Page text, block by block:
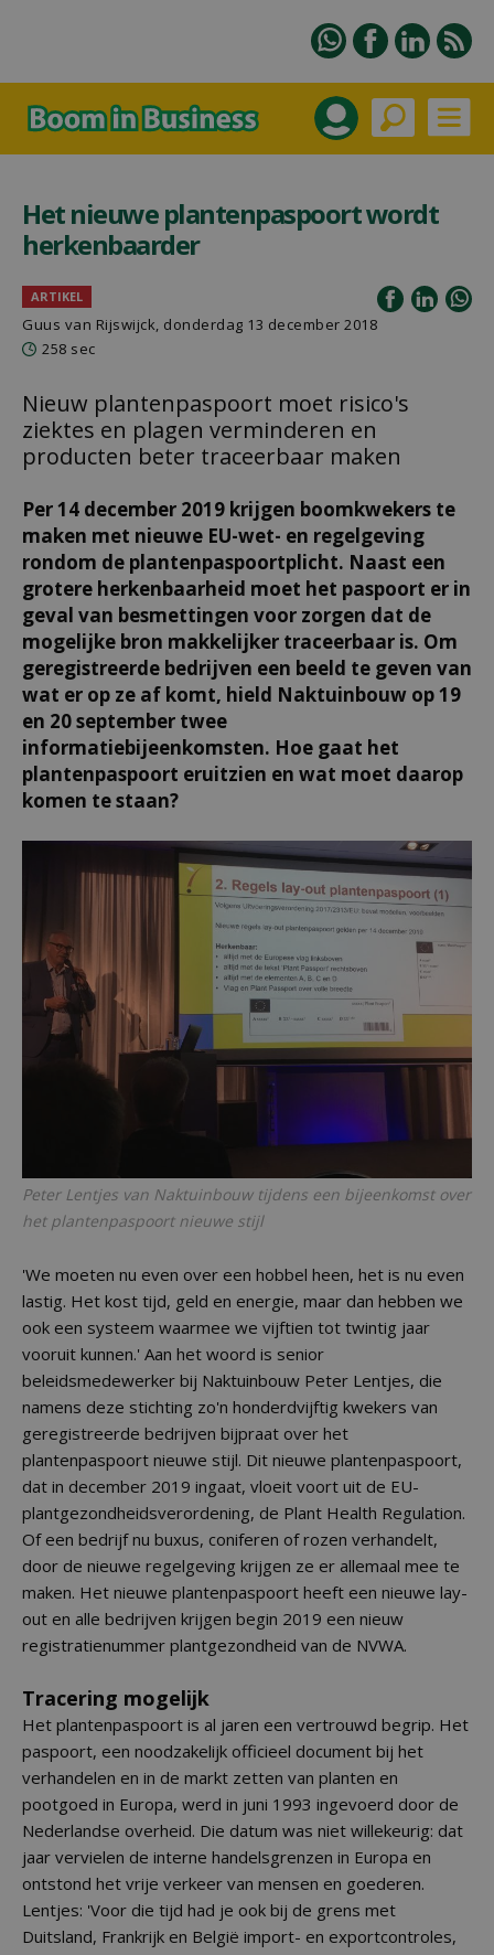
Het nieuwe plantenpaspoort wordt
herkenbaarder
ARTIKEL
Guus van Rijswijck, donderdag 13 december 2018
258 sec
Nieuw plantenpaspoort moet risico's
ziektes en plagen verminderen en
producten beter traceerbaar maken
Per 14 december 2019 krijgen boomkwekers te
maken met nieuwe EU-wet- en regelgeving
rondom de plantenpaspoortplicht. Naast een
grotere herkenbaarheid moet het paspoort er in
geval van besmettingen voor zorgen dat de
mogelijke bron makkelijker traceerbaar is. Om
geregistreerde bedrijven een beeld te geven van
wat er op ze af komt, hield Naktuinbouw op 19
en 20 september twee
informatiebijeenkomsten. Hoe gaat het
plantenpaspoort eruitzien en wat moet daarop
komen te staan?
Peter Lentjes van Naktuinbouw tijdens een bijeenkomst over
het plantenpaspoort nieuwe stijl
'We moeten nu even over een hobbel heen, het is nu even
lastig. Het kost tijd, geld en energie, maar dan hebben we
ook een systeem waarmee we vijftien tot twintig jaar
vooruit kunnen.' Aan het woord is senior
beleidsmedewerker bij Naktuinbouw Peter Lentjes, die
namens deze stichting zo'n honderdvijftig kwekers van
geregistreerde bedrijven bijpraat over het
plantenpaspoort nieuwe stijl. Dit nieuwe plantenpaspoort,
dat in december 2019 ingaat, vloeit voort uit de EU-
plantgezondheidsverordening, de Plant Health Regulation.
Of een bedrijf nu buxus, coniferen of rozen verhandelt,
door de nieuwe regelgeving krijgen ze er allemaal mee te
maken. Het nieuwe plantenpaspoort heeft een nieuwe lay-
out en alle bedrijven krijgen begin 2019 een nieuw
registratienummer plantgezondheid van de NVWA.
Tracering mogelijk
Het plantenpaspoort is al jaren een vertrouwd begrip. Het
paspoort, een noodzakelijk officieel document bij het
verhandelen en in de markt zetten van planten en
pootgoed in Europa, werd in juni 1993 ingevoerd door de
Nederlandse overheid. Die datum was niet willekeurig: dat
jaar vervielen de interne handelsgrenzen in Europa en
ontstond het vrije verkeer van mensen en goederen.
Lentjes: 'Voor die tijd had je ook bij de grens met
Duitsland, Frankrijk en België import- en exportcontroles,